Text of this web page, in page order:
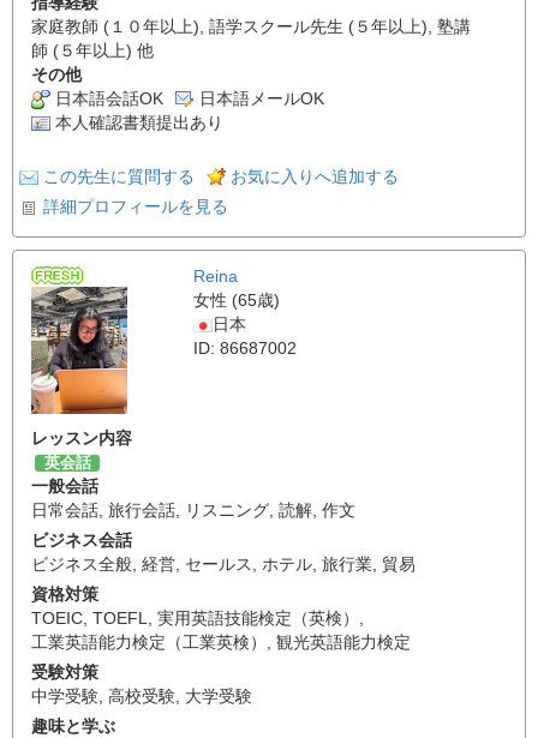
家庭教師 (１０年以上), 語学スクール先生 (５年以上), 塾講
師 (５年以上) 他
その他
日本語会話OK
日本語メールOK
本人確認書類提出あり
この先生に質問する
お気に入りへ追加する
詳細プロフィールを見る
Reina
女性 (65歳)
日本
ID: 86687002
レッスン内容
英会話
一般会話
日常会話 旅行会話 リスニング 読解 作文
ビジネス会話
ビジネス全般 経営 セールス ホテル 旅行業 貿易
資格対策
TOEIC TOEFL 実用英語技能検定（英検）
工業英語能力検定（工業英検）
観光英語能力検定
受験対策
中学受験 高校受験 大学受験
趣味と学ぶ